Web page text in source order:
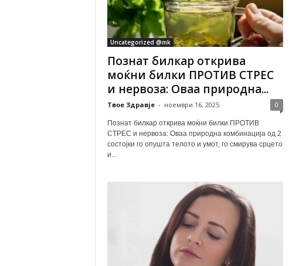
Uncategorized @mk
Познат билкар открива
моќни билки ПРОТИВ СТРЕС
и нервоза: Оваа природна...
Твое Здравје - ноември 16, 2025 0
Познат билкар открива моќни билки ПРОТИВ
СТРЕС и нервоза: Оваа природна комбинација од 2
состојки го опушта телото и умот, го смирува срцето
и...